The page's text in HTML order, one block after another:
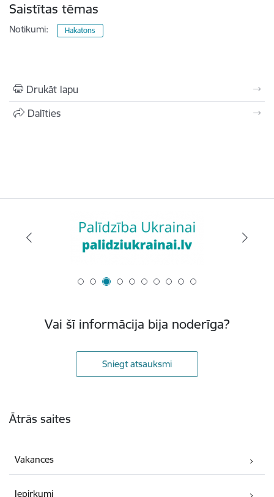
Saistītas tēmas
Notikumi: Hakatons
Drukāt lapu
Dalīties
Vai šī informācija bija noderīga?
Sniegt atsauksmi
Ātrās saites
Vakances
Iepirkumi